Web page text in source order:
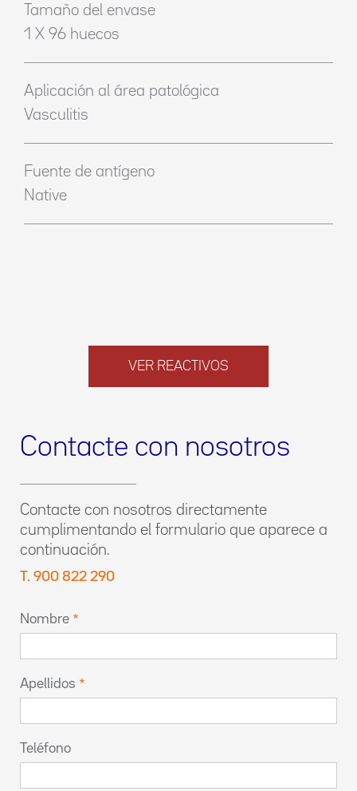
Tamaño del envase
1 X 96 huecos
Aplicación al área patológica
Vasculitis
Fuente de antígeno
Native
VER REACTIVOS
Contacte con nosotros
Contacte con nosotros directamente
cumplimentando el formulario que aparece a
continuación.
T. 900 822 290
Nombre
Apellidos
Teléfono